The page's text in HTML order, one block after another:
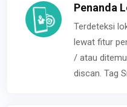
Penanda
Terdeteksi
lewat fitur
/ atau
discan. Tag